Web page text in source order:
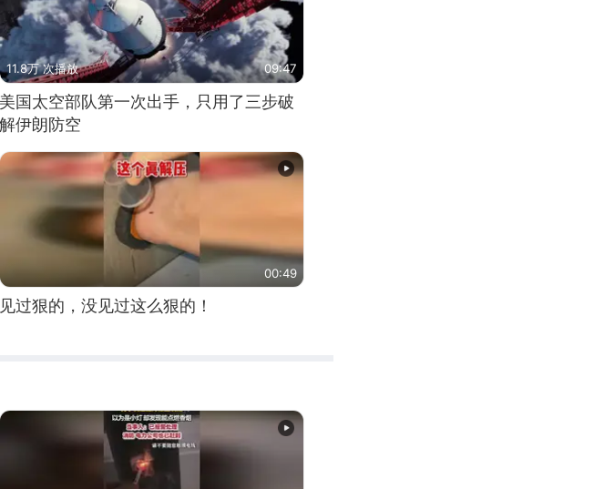
11.8万 次播放 09:47
美国太空部队第一次出手，只用了三步破
解伊朗防空
00:49
见过狠的，没见过这么狠的！